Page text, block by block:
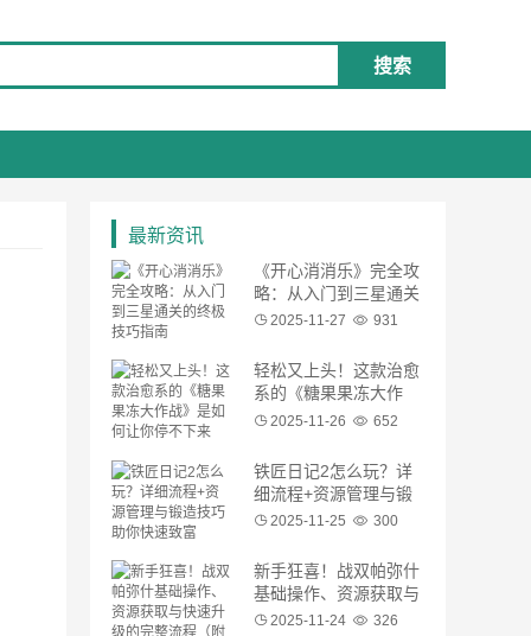
搜索
最新资讯
《开心消消乐》完全攻
略：从入门到三星通关
的终极技巧指南
2025-11-27 931
轻松又上头！这款治愈
系的《糖果果冻大作
战》是如何让你停不下
2025-11-26 652
铁匠日记2怎么玩？详
细流程+资源管理与锻
造技巧助你快速致富
2025-11-25 300
新手狂喜！战双帕弥什
基础操作、资源获取与
快速升级的完整流程
2025-11-24 326